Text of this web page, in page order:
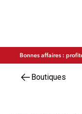
Bonnes affaires :
Boutiques